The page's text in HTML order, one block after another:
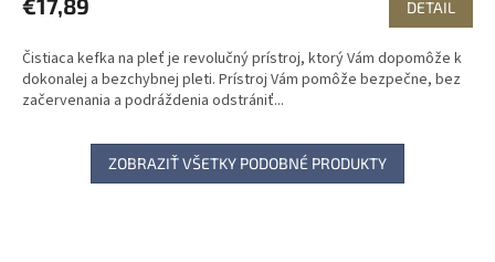
DETAIL
Čistiaca kefka na pleť je revolučný prístroj, ktorý Vám dopomôže k
dokonalej a bezchybnej pleti. Prístroj Vám pomôže bezpečne, bez
začervenania a podráždenia odstrániť...
ZOBRAZIŤ VŠETKY PODOBNÉ PRODUKTY